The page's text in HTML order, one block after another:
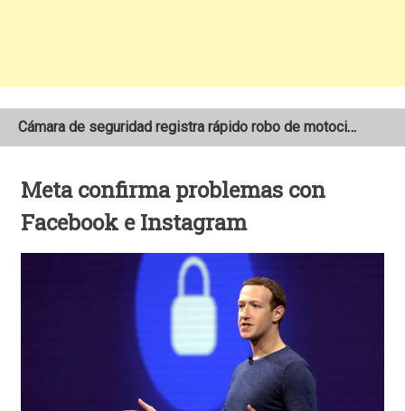
Cámara de seguridad registra rápido robo de motocicleta en el barrio Santo Domingo de Estelí
Meta confirma problemas con
Facebook e Instagram